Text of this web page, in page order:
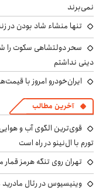
نمی‌برند
تنها منشاء شاد بودن
سحر دولتشاهی سکوت را
دینی نداشتم
ایران‌خودرو امروز با قیمت‌های
آخرین مطالب
تورم با ال‌نینو در راه است
تهران روی تنگه هرمز قمار
وینیسیوس در رئال